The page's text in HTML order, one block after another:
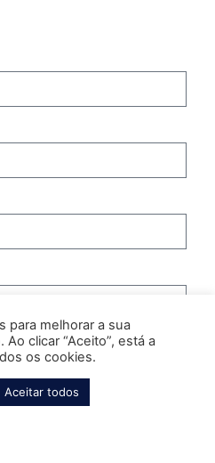
para melhorar a sua
clicar “Aceito”, está a
os cookies.
Aceitar todosdo produto sobre